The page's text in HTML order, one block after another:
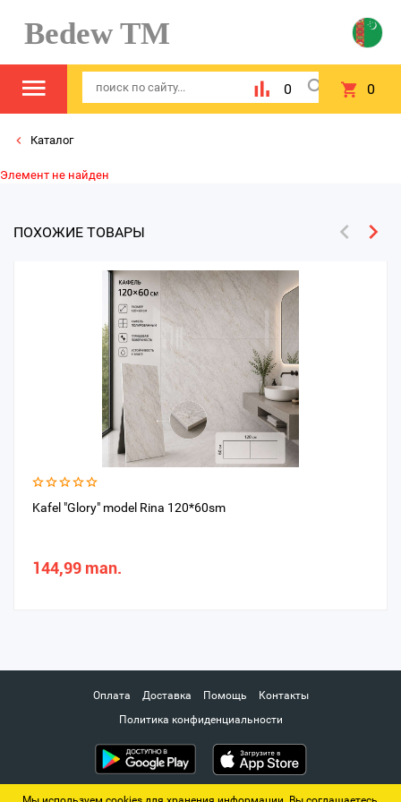
Bedew TM
0 0
Каталог
Элемент не найден
ПОХОЖИЕ ТОВАРЫ
Kafel "Glory" model Rina 120*60sm
144,99 man.
Оплата Доставка Помощь
Контакты
Политика конфиденциальности